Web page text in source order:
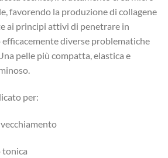
favorendo la produzione di collagene
ai principi attivi di penetrare in
diverse problematiche
pelle più compatta, elastica e
per:
tonica